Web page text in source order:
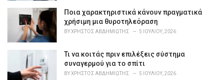
Ποια χαρακτηριστικά κάνουν πραγματικά
χρήσιμη μια θυροτηλεόραση
BYΧΡΉΣΤΟΣ ΑΒΔΗΜΙΏΤΗΣ 5 ΙΟΥΛΊΟΥ, 2026
Τι να κοιτάς πριν επιλέξεις σύστημα
συναγερμού για το σπίτι
BYΧΡΉΣΤΟΣ ΑΒΔΗΜΙΏΤΗΣ 5 ΙΟΥΛΊΟΥ, 2026